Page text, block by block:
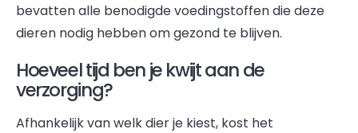
bevatten alle benodigde voedingstoffen die deze
dieren nodig hebben om gezond te blijven.
Hoeveel tijd ben je kwijt aan de
verzorging?
Afhankelijk van welk dier je kiest, kost het